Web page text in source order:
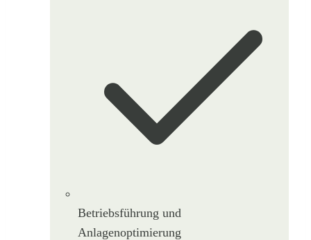
Betriebsführung und
Anlagenoptimierung